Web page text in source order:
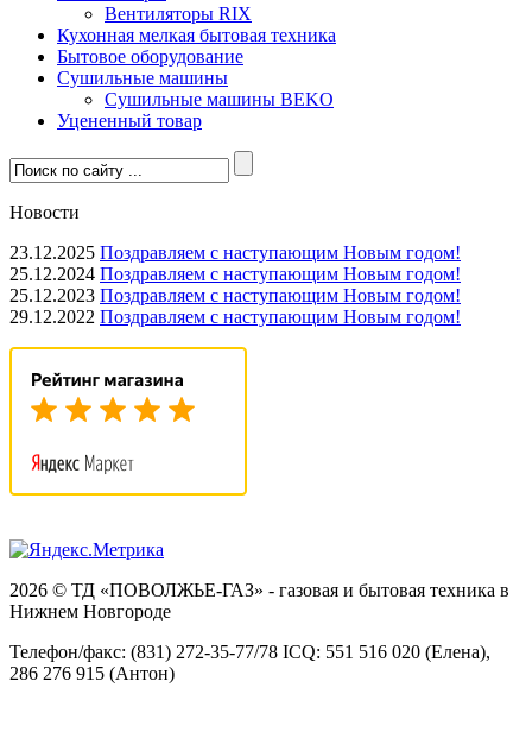
Вентиляторы RIX
Кухонная мелкая бытовая техника
Бытовое оборудование
Сушильные машины
Сушильные машины BEKO
Уцененный товар
Новости
23.12.2025 Поздравляем с наступающим Новым годом!
25.12.2024 Поздравляем с наступающим Новым годом!
25.12.2023 Поздравляем с наступающим Новым годом!
29.12.2022 Поздравляем с наступающим Новым годом!
2026 © ТД «ПОВОЛЖЬЕ-ГАЗ» - газовая и бытовая техника в
Нижнем Новгороде
Телефон/факс: (831) 272-35-77/78 ICQ: 551 516 020 (Елена),
286 276 915 (Антон)